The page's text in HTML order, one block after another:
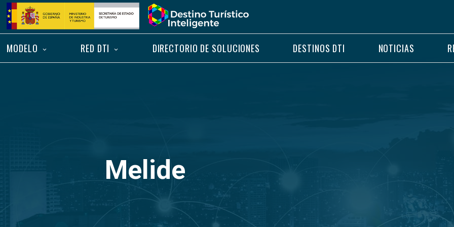
Saltar
contenido
Inicio
MODELO RED DTI DIRECTORIO DE SOLUCIONES DESTINOS DTI NOTICIAS
Melide